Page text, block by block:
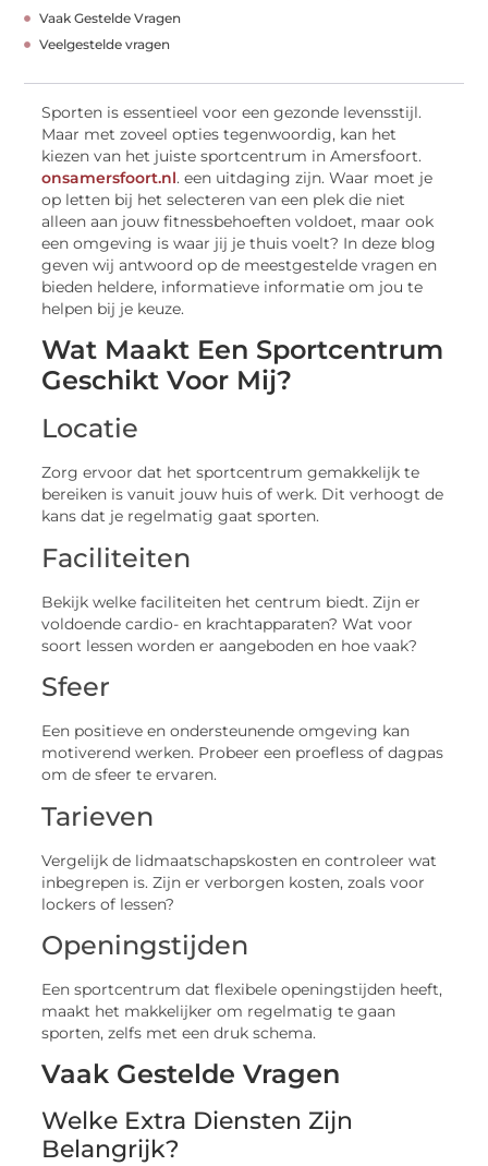
Vaak Gestelde Vragen
Veelgestelde vragen
Sporten is essentieel voor een gezonde levensstijl.
Maar met zoveel opties tegenwoordig, kan het
kiezen van het juiste sportcentrum in Amersfoort.
onsamersfoort.nl. een uitdaging zijn. Waar moet je
op letten bij het selecteren van een plek die niet
alleen aan jouw fitnessbehoeften voldoet, maar ook
een omgeving is waar jij je thuis voelt? In deze blog
geven wij antwoord op de meestgestelde vragen en
bieden heldere, informatieve informatie om jou te
helpen bij je keuze.
Wat Maakt Een Sportcentrum
Geschikt Voor Mij?
Locatie
Zorg ervoor dat het sportcentrum gemakkelijk te
bereiken is vanuit jouw huis of werk. Dit verhoogt de
kans dat je regelmatig gaat sporten.
Faciliteiten
Bekijk welke faciliteiten het centrum biedt. Zijn er
voldoende cardio- en krachtapparaten? Wat voor
soort lessen worden er aangeboden en hoe vaak?
Sfeer
Een positieve en ondersteunende omgeving kan
motiverend werken. Probeer een proefless of dagpas
om de sfeer te ervaren.
Tarieven
Vergelijk de lidmaatschapskosten en controleer wat
inbegrepen is. Zijn er verborgen kosten, zoals voor
lockers of lessen?
Openingstijden
Een sportcentrum dat flexibele openingstijden heeft,
maakt het makkelijker om regelmatig te gaan
sporten, zelfs met een druk schema.
Vaak Gestelde Vragen
Welke Extra Diensten Zijn
Belangrijk?